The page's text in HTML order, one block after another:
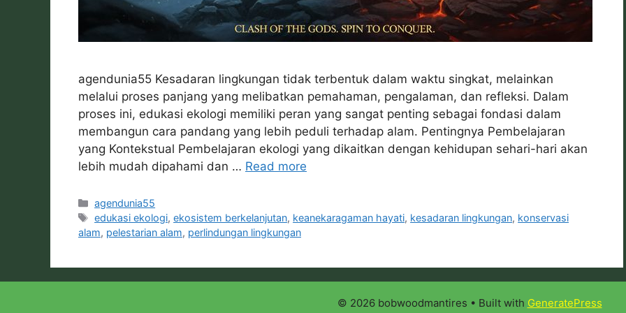
agendunia55 Kesadaran lingkungan tidak terbentuk dalam waktu singkat, melainkan
melalui proses panjang yang melibatkan pemahaman, pengalaman, dan refleksi. Dalam
proses ini, edukasi ekologi memiliki peran yang sangat penting sebagai fondasi dalam
membangun cara pandang yang lebih peduli terhadap alam. Pentingnya Pembelajaran
yang Kontekstual Pembelajaran ekologi yang dikaitkan dengan kehidupan sehari-hari akan
lebih mudah dipahami dan … Read more
Categories
agendunia55
Tags
edukasi ekologi,ekosistem berkelanjutan, keanekaragaman hayati, kesadaran lingkungan, konservasi
alam, pelestarian alam, perlindungan lingkungan
© 2026 bobwoodmantires • Built with GeneratePress